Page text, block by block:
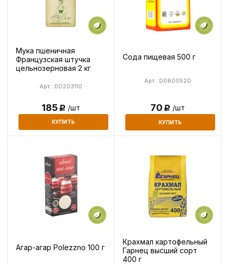
Мука пшеничная
Французская штучка
цельнозерновая 2 кг
Арт.: D0203110
185Р /шт
КУПИТЬ
Сода пищевая 500 г
Арт.: D0800520
70Р /шт
КУПИТЬ
Агар-агар Polezzno 100 г
Крахмал картофельный
Гарнец высший сорт
400 г